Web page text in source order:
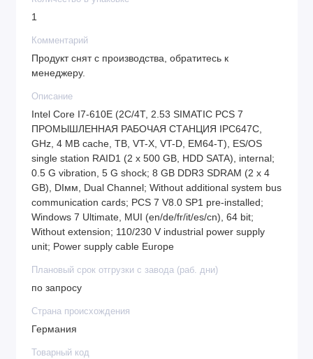
1
Комментарий
Продукт снят с производства, обратитесь к
менеджеру.
Описание
Intel Core I7-610E (2C/4T, 2.53 SIMATIC PCS 7
ПРОМЫШЛЕННАЯ РАБОЧАЯ СТАНЦИЯ IPC647C,
GHz, 4 MB cache, TB, VT-X, VT-D, EM64-T), ES/OS
single station RAID1 (2 x 500 GB, HDD SATA), internal;
0.5 G vibration, 5 G shock; 8 GB DDR3 SDRAM (2 x 4
GB), DIмм, Dual Channel; Without additional system bus
communication cards; PCS 7 V8.0 SP1 pre-installed;
Windows 7 Ultimate, MUI (en/de/fr/it/es/cn), 64 bit;
Without extension; 110/230 V industrial power supply
unit; Power supply cable Europe
Плановый срок отгрузки с завода (раб. дни)
по запросу
Страна происхождения
Германия
Товарный код